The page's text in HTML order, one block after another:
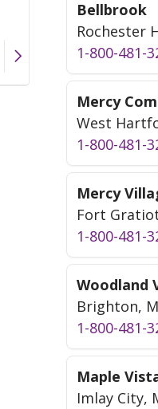
Bellbrook
Rochester
1-800-481-
Mercy
West
1-800-481-
Mercy
Fort
1-800-481-
Woodland
Brighton,
1-800-481-
Maple
Imlay City,